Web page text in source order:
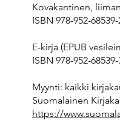
Kovakantinen,
ISBN 978-952-
E-kirja (EPUB
ISBN 978-952-
Myynti: kaikki
Suomalainen
https://